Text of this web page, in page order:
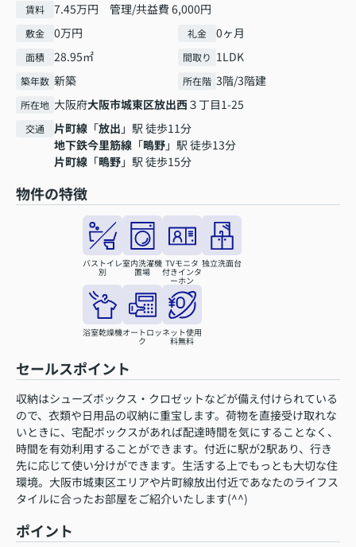
賃料 7.45万円 管理/共益費 6,000円
敷金 0万円 礼金 0ヶ月
面積 28.95㎡ 間取り 1LDK
築年数 新築 所在階 3階/3階建
所在地 大阪府大阪市城東区放出西３丁目1-25
交通 片町線 「放出 」駅 徒歩11分
地下鉄今里筋線 「鴫野」駅 徒歩13分
片町線 「鴫野」駅 徒歩15分
物件の特徴
バストイレ
別
室内洗濯機
置場
TVモニタ
付きインタ
ーホン
独立洗面台
浴室乾燥機オートロッ
ク
ネット使用
料無料
セールスポイント
収納はシューズボックス・クロゼットなどが備え付けられている
ので、衣類や日用品の収納に重宝します。荷物を直接受け取れな
いときに、宅配ボックスがあれば配達時間を気にすることなく、
時間を有効利用することができます。付近に駅が2駅あり、行き
先に応じて使い分けができます。生活する上でもっとも大切な住
環境。大阪市城東区エリアや片町線放出付近であなたのライフス
タイルに合ったお部屋をご紹介いたします(^^)
ポイント